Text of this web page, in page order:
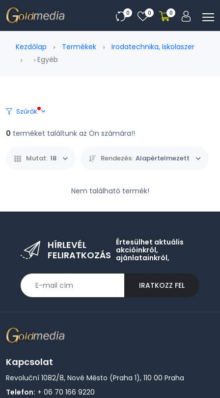
0 0 0
Kezdőlap Termékek
Irodatechnika, Iskolaszer
Egyéb
Szűrők
0 terméket találtunk az Ön számára!!
Mutat: 18 Rendezés: Alapértelmezett
Nem található termék!
HÍRLEVÉL
FELIRATKOZÁS
Értesülhet aktuális
akcióinkról,
ajánlatainkról,
IRATKOZZ FEL
Kapcsolat
Revoluční 1082/8, Nové Město (Praha 1), 110 00 Praha
Telefon: + 06 70 166 9220